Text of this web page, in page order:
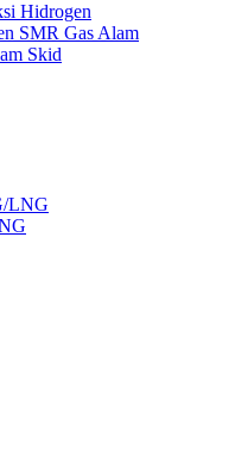
Hidrogen
SMR Gas Alam
Skid
LNG